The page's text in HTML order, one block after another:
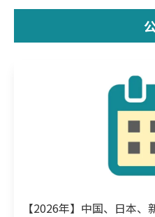
【2026年】中国、日本